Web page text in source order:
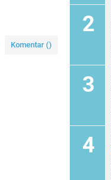
Komentar ()